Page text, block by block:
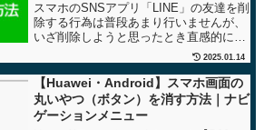
スマホのSNSアプリ「LINE」の友達を削
除する行為は普段あまり行いませんが、
いざ削除しようと思ったとき直感的に進
めらずとてもわかりにくかったので手順
を紹介します。単純に「削除」というコ
マンドで削除できると思いきやそうでは
ありませんでした。
2025.01.14
【Huawei・Android】スマホ画面の
丸いやつ（ボタン）を消す方法｜ナビ
ゲーションメニュー